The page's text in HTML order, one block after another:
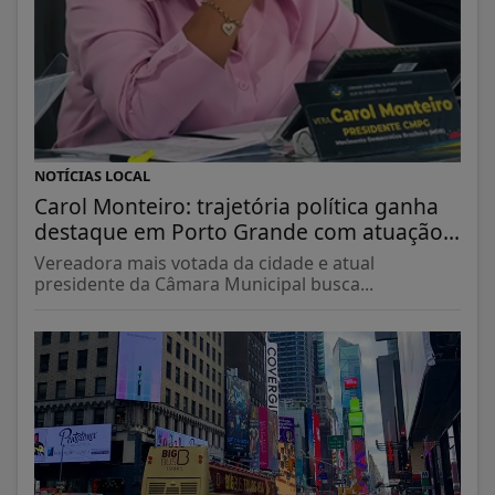
NOTÍCIAS LOCAL
Carol Monteiro: trajetória política ganha
destaque em Porto Grande com atuação...
Vereadora mais votada da cidade e atual
presidente da Câmara Municipal busca...